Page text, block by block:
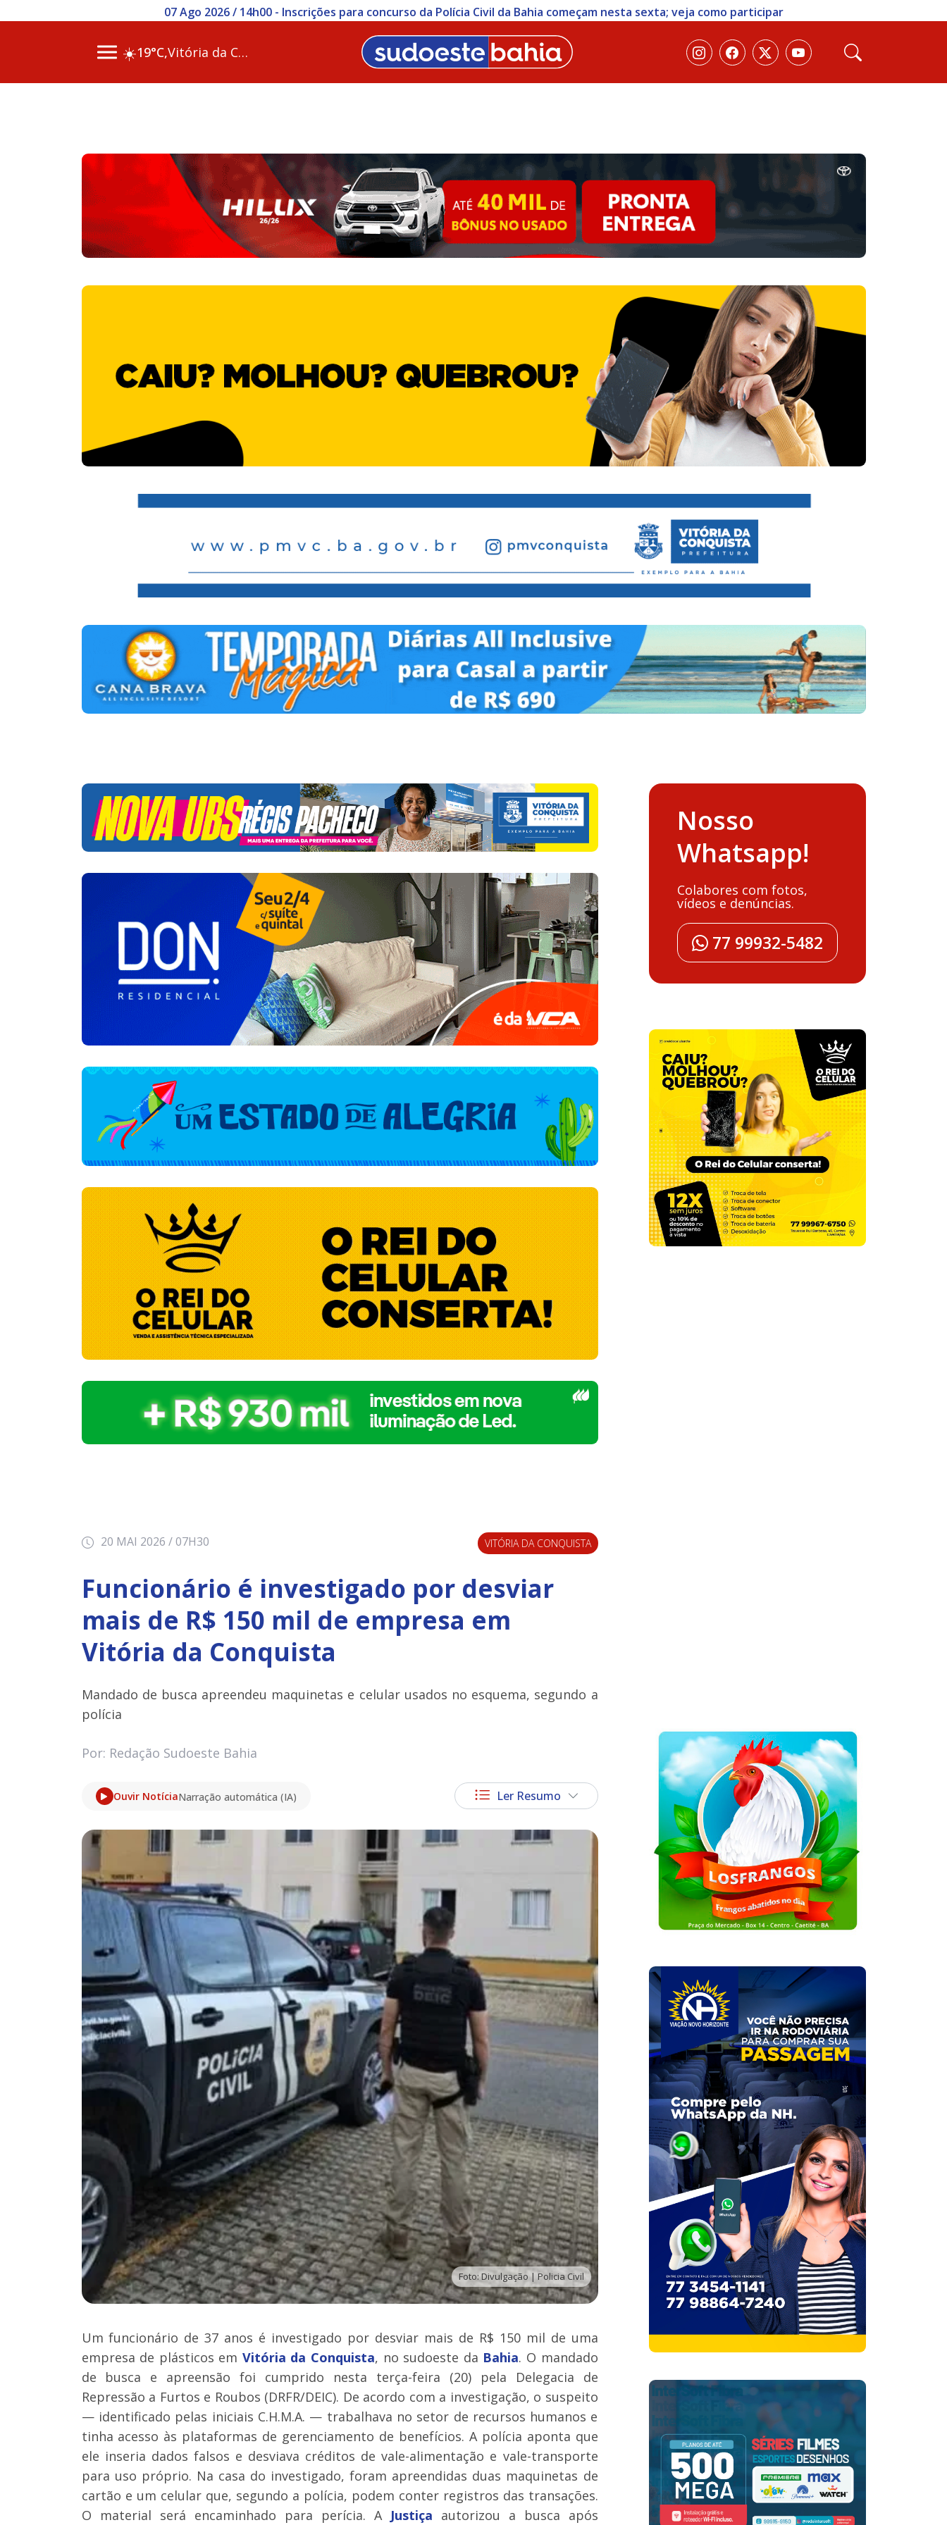
07 Ago 2026 / 14h00 - Inscrições para concurso da Polícia Civil da Bahia começam nesta sexta; veja como participar
☀️19°C, Vitória da Conq…
20 MAI 2026 / 07H30 VITÓRIA DA CONQUISTA
Funcionário é investigado por desviar
mais de R$ 150 mil de empresa em
Vitória da Conquista
Mandado de busca apreendeu maquinetas e celular usados no esquema, segundo a
polícia
Por: Redação Sudoeste Bahia
Ouvir NotíciaNarração automática (IA) Ler Resumo
Foto: Divulgação | Policia Civil
Um funcionário de 37 anos é investigado por desviar mais de R$ 150 mil de uma
empresa de plásticos em Vitória da Conquista, no sudoeste da Bahia. O mandado
de busca e apreensão foi cumprido nesta terça-feira (20) pela Delegacia de
Repressão a Furtos e Roubos (DRFR/DEIC). De acordo com a investigação, o suspeito
— identificado pelas iniciais C.H.M.A. — trabalhava no setor de recursos humanos e
tinha acesso às plataformas de gerenciamento de benefícios. A polícia aponta que
ele inseria dados falsos e desviava créditos de vale-alimentação e vale-transporte
para uso próprio. Na casa do investigado, foram apreendidas duas maquinetas de
cartão e um celular que, segundo a polícia, podem conter registros das transações.
O material será encaminhado para perícia. A Justiça autorizou a busca após
Nosso
Whatsapp!
Colabores com fotos,
vídeos e denúncias.
77 99932-5482